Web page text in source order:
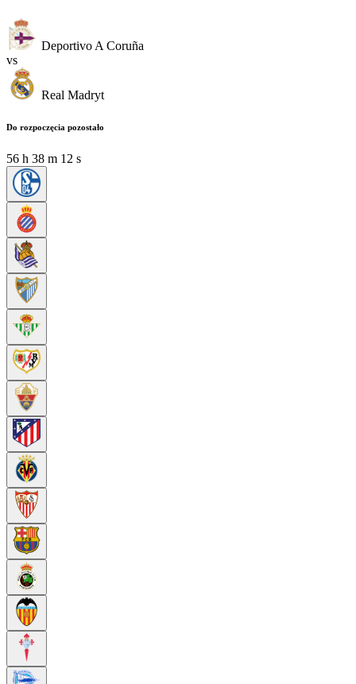
Deportivo A Coruña
vs
Real Madryt
Do rozpoczęcia pozostało
56 h 38 m 11 s